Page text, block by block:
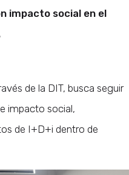
impacto social en el
de la DIT, busca seguir
impacto social,
de I+D+i dentro de